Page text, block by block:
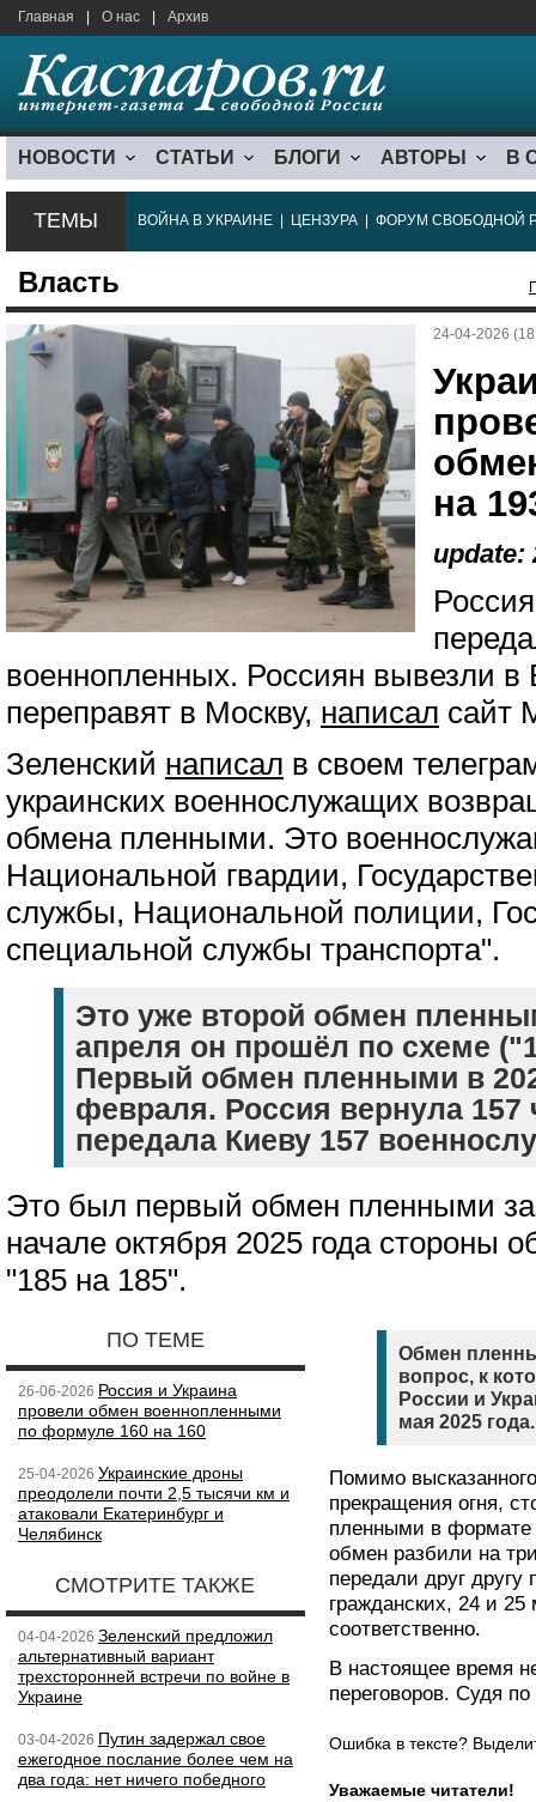
Главная О нас Архив
НОВОСТИ СТАТЬИ БЛОГИ АВТОРЫ В
ТЕМЫ ВОЙНА В УКРАИНЕ ЦЕНЗУРА ФОРУМ СВОБОДНОЙ
Власть
24-04-2026
на
update:
военнопленных. Россиян вывезли в
переправят в Москву, написал сайт
Зеленский написал в своем
украинских военнослужащих
обмена пленными. Это
Национальной гвардии,
службы, Национальной полиции,
специальной службы транспорта".
Это уже второй обмен
апреля он прошёл по схеме
Первый обмен пленными в
февраля. Россия вернула 157
передала Киеву 157
Это был первый обмен пленными
начале октября 2025 года стороны
"185 на 185".
ПО ТЕМЕ
26-06-2026 Россия и Украина
провели обмен военнопленными
по формуле 160 на 160
25-04-2026 Украинские дроны
преодолели почти 2,5 тысячи км и
атаковали Екатеринбург и
Челябинск
СМОТРИТЕ ТАКЖЕ
04-04-2026 Зеленский предложил
альтернативный вариант
трехсторонней встречи по войне в
Украине
03-04-2026 Путин задержал свое
ежегодное послание более чем на
два года: нет ничего победного
Обмен
вопрос, к
России и
мая 2025 года.
Помимо
прекращения огня,
пленными в формате
обмен разбили на
передали друг другу
гражданских, 24 и
соответственно.
В настоящее время
переговоров. Судя
Ошибка в тексте?
Уважаемые читатели!